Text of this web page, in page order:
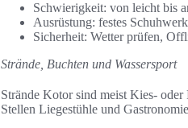
Schwierigkeit: von leicht bis
Ausrüstung: festes
Sicherheit: Wetter prüfen,
Strände, Buchten und Wassersport
Strände Kotor sind meist Kies-
Stellen Liegestühle und